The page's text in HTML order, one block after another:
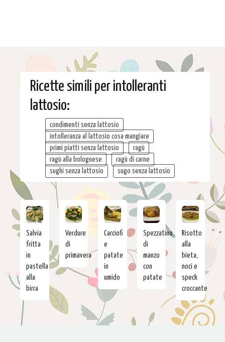
Ricette simili per intolleranti
lattosio:
condimenti senza lattosio
intolleranza al lattosio cosa mangiare
primi piatti senza lattosio
ragù
ragù alla bolognese
ragù di carne
sughi senza lattosio
sugo senza lattosio
Salvia
fritta
in
pastella
alla
birra
Verdure
di
primavera
Carciofi
e
patate
in
umido
Spezzatino
di
manzo
con
patate
Risotto
alla
bieta,
noci e
speck
croccante